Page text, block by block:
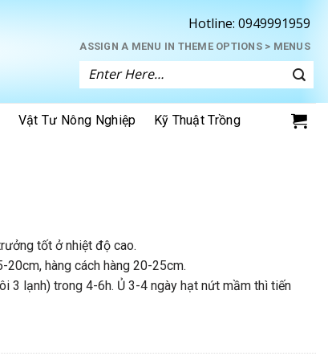
Hotline: 0949991959
ASSIGN A MENU IN THEME OPTIONS > MENUS
Tìm
Vật Tư Nông Nghiệp Kỹ Thuật Trồng
tốt ở nhiệt độ cao.
20cm, hàng cách hàng 20-25cm.
3 lạnh) trong 4-6h. Ủ 3-4 ngày hạt nứt mầm thì tiến